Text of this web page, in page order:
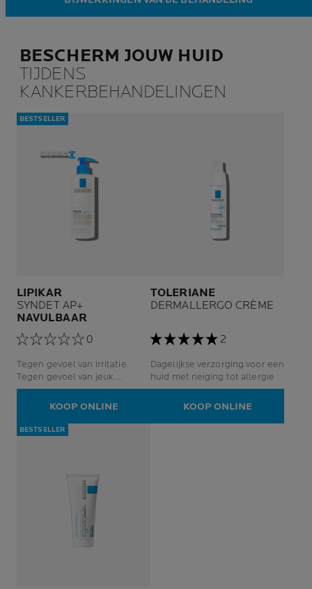
BESCHERM JOUW HUID
TIJDENS
KANKERBEHANDELINGEN
BESTSELLER
LIPIKAR
SYNDET AP+
NAVULBAAR
0
Tegen gevoel van irritatie.
Tegen gevoel van jeuk.
Ultrazachte lichaamsreiniger.
Gezicht en lichaam.
KOOP ONLINE
TOLERIANE
DERMALLERGO CRÈME
2
Dagelijkse verzorging voor een
huid met neiging tot allergie
KOOP ONLINE
BESTSELLER